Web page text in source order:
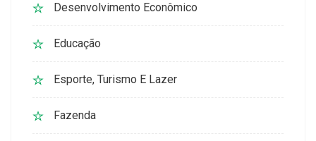
Desenvolvimento Econômico
Educação
Esporte, Turismo E Lazer
Fazenda